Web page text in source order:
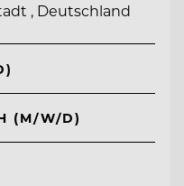
, Deutschland
(M/W/D)